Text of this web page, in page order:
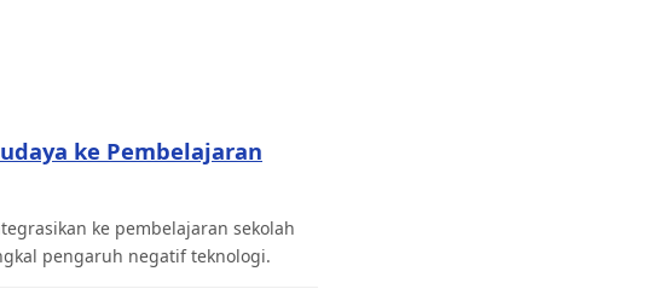
ke Pembelajaran
ke pembelajaran sekolah
pengaruh negatif teknologi.